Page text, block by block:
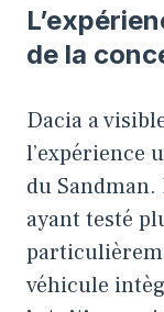
de la
Dacia a
l’expérience
du Sandman.
ayant testé
véhicule